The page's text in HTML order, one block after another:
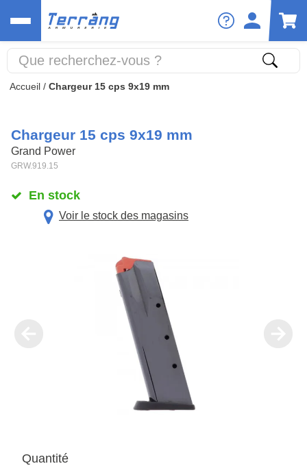
Accueil / Chargeur 15 cps 9x19 mm
Chargeur 15 cps 9x19 mm
Grand Power
GRW.919.15
En stock
Voir le stock des magasins
Quantité